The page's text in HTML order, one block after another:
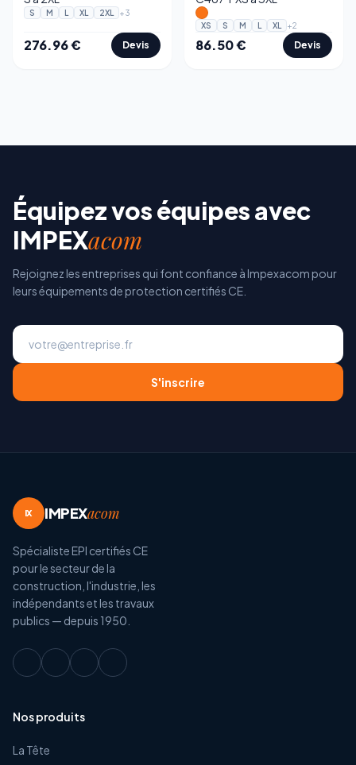
S M L XL 2XL +3
276.96€ Devis
XS S M L XL +2
86.50€ Devis
Équipez vos équipes avec
IMPEXacom
Rejoignez les entreprises qui font confiance à Impexacom pour
leurs équipements de protection certifiés CE.
S'inscrire
IX IMPEXacom
Spécialiste EPI certifiés CE
pour le secteur de la
construction, l'industrie, les
indépendants et les travaux
publics — depuis 1950.
Nos produits
La Tête